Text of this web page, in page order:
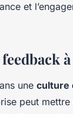
et
une culture
peut